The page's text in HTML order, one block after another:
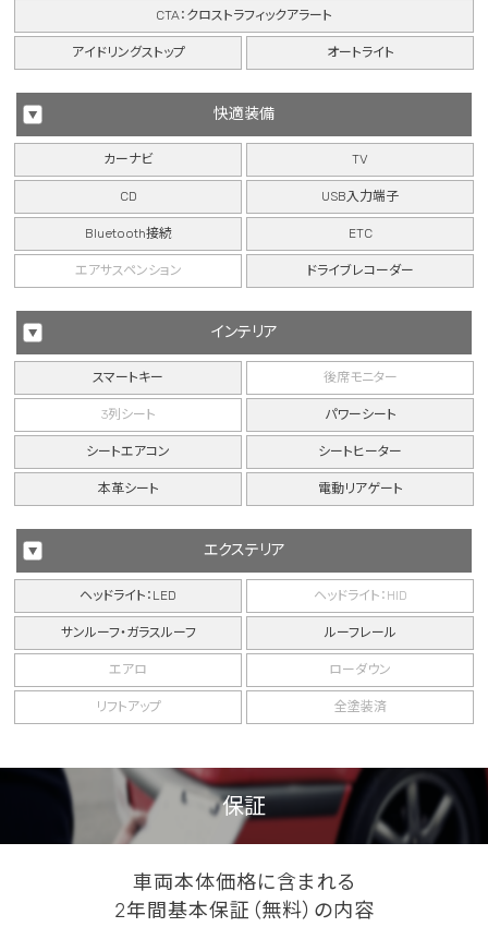
CTA：クロストラフィックアラート
アイドリングストップ オートライト
快適装備
カーナビ TV
CD USB入力端子
Bluetooth接続 ETC
エアサスペンション ドライブレコーダー
インテリア
スマートキー 後席モニター
3列シート パワーシート
シートエアコン シートヒーター
本革シート 電動リアゲート
エクステリア
ヘッドライト：LED ヘッドライト：HID
サンルーフ・ガラスルーフ ルーフレール
エアロ ローダウン
リフトアップ 全塗装済
保証
車両本体価格に含まれる
2年間基本保証（無料）の内容